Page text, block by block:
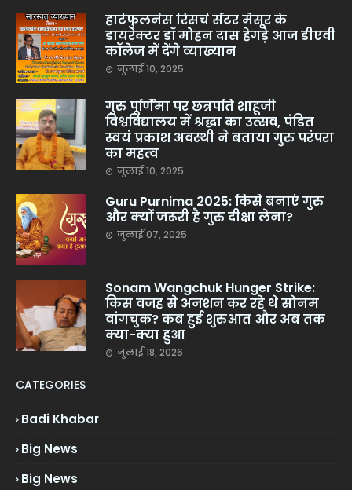
हार्टफुलनेस रिसर्च सेंटर मैसूर के
डायरेक्टर डॉ मोहन दास हेगड़े आज डीएवी
कॉलेज में देंगे व्याख्यान
जुलाई 10, 2025
गुरु पूर्णिमा पर छत्रपति शाहूजी
विश्वविद्यालय में श्रद्धा का उत्सव, पंडित
स्वयं प्रकाश अवस्थी ने बताया गुरु परंपरा
का महत्व
जुलाई 10, 2025
Guru Purnima 2025: किसे बनाएं गुरु
और क्यों जरूरी है गुरु दीक्षा लेना?
जुलाई 07, 2025
Sonam Wangchuk Hunger Strike:
किस वजह से अनशन कर रहे थे सोनम
वांगचुक? कब हुई शुरुआत और अब तक
क्या-क्या हुआ
जुलाई 18, 2026
CATEGORIES
Badi Khabar
Big News
Big News